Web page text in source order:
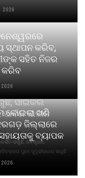
ସାଇକଲ
କାଳୀନ
କରୁଛି; ନବସୃଜନ,
ପୁନଃ ସୁଦୃଢୀକରଣ କରୁଛି
2026
ସ୍ଥାପନ କରିବ,
ସହିତ ନିଜର
କରିବ
କୋଇଲା ଖଣି
ଜିଲ୍ଲାରେ
ବ୍ୟାପକ